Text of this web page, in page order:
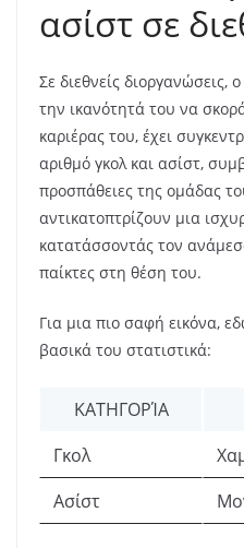
ασίστ σε
Σε διεθνείς διοργανώσεις,
την ικανότητά του να
καριέρας του, έχει
αριθμό γκολ και ασίστ,
προσπάθειες της ομάδας
αντικατοπτρίζουν μια
κατατάσσοντάς τον
παίκτες στη θέση του.
Για μια πιο σαφή εικόνα,
βασικά του στατιστικά:
ΚΑΤΗΓΟΡΊΑ
Γκολ
Ασίστ